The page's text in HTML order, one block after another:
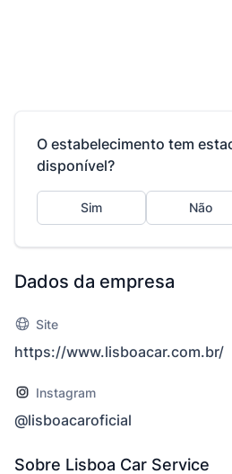
O estabelecimento tem
disponível?
Sim Não
Dados da empresa
Site
https://www.lisboacar.com.br/
Instagram
@lisboacaroficial
Sobre Lisboa Car Service